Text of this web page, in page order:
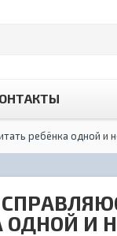
ребёнка одной и
ОДНОЙ И